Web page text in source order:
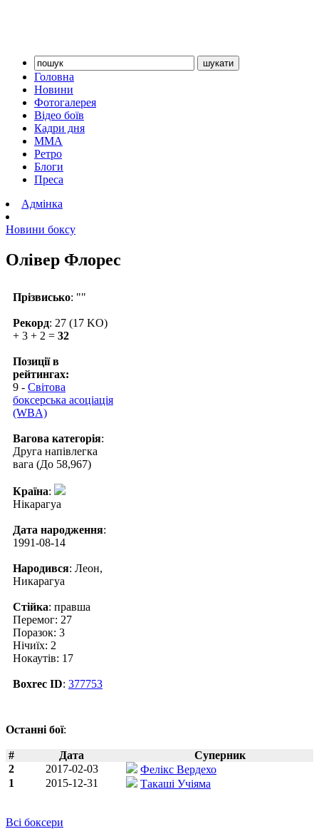
Головна
Новини
Фотогалерея
Відео боїв
Кадри дня
ММА
Ретро
Блоги
Преса
Адмінка
Новини боксу
Олівер Флорес
Прізвисько: ""
Рекорд: 27 (17 KO)
+ 3 + 2 = 32
Позиції в
рейтингах:
9 - Світова
боксерська асоціація
(WBA)
Вагова категорія:
Друга напівлегка
вага (До 58,967)
Країна:
Нікарагуа
Дата народження:
1991-08-14
Народився: Леон,
Никарагуа
Стійка: правша
Перемог: 27
Поразок: 3
Нічиїх: 2
Нокаутів: 17
Boxrec ID: 377753
Останні бої:
# Дата
Суперник
2
2017-02-03
Фелікс Вердехо
1
2015-12-31 Такаші Учіяма
Всі боксери